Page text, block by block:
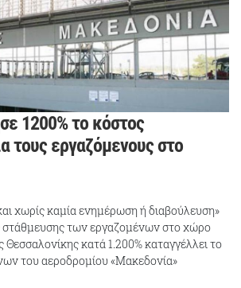
1200% το κόστος
τους εργαζόμενους στο
χωρίς καμία ενημέρωση ή διαβούλευση»
στάθμευσης των εργαζομένων στο χώρο
κατά 1.200% καταγγέλλει το
του αεροδρομίου «Μακεδονία»